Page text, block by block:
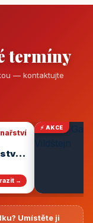
termíny
— kontaktujte
→
⚡ AKCE
Umístěte ji